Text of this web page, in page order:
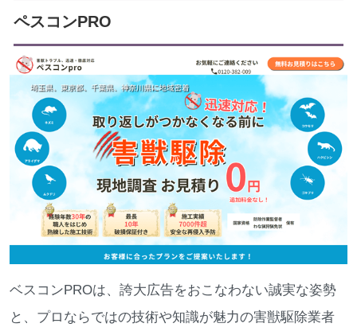
ペスコンPRO
ベスコンPROは、誇大広告をおこなわない誠実な姿勢
と、プロならではの技術や知識が魅力の害獣駆除業者